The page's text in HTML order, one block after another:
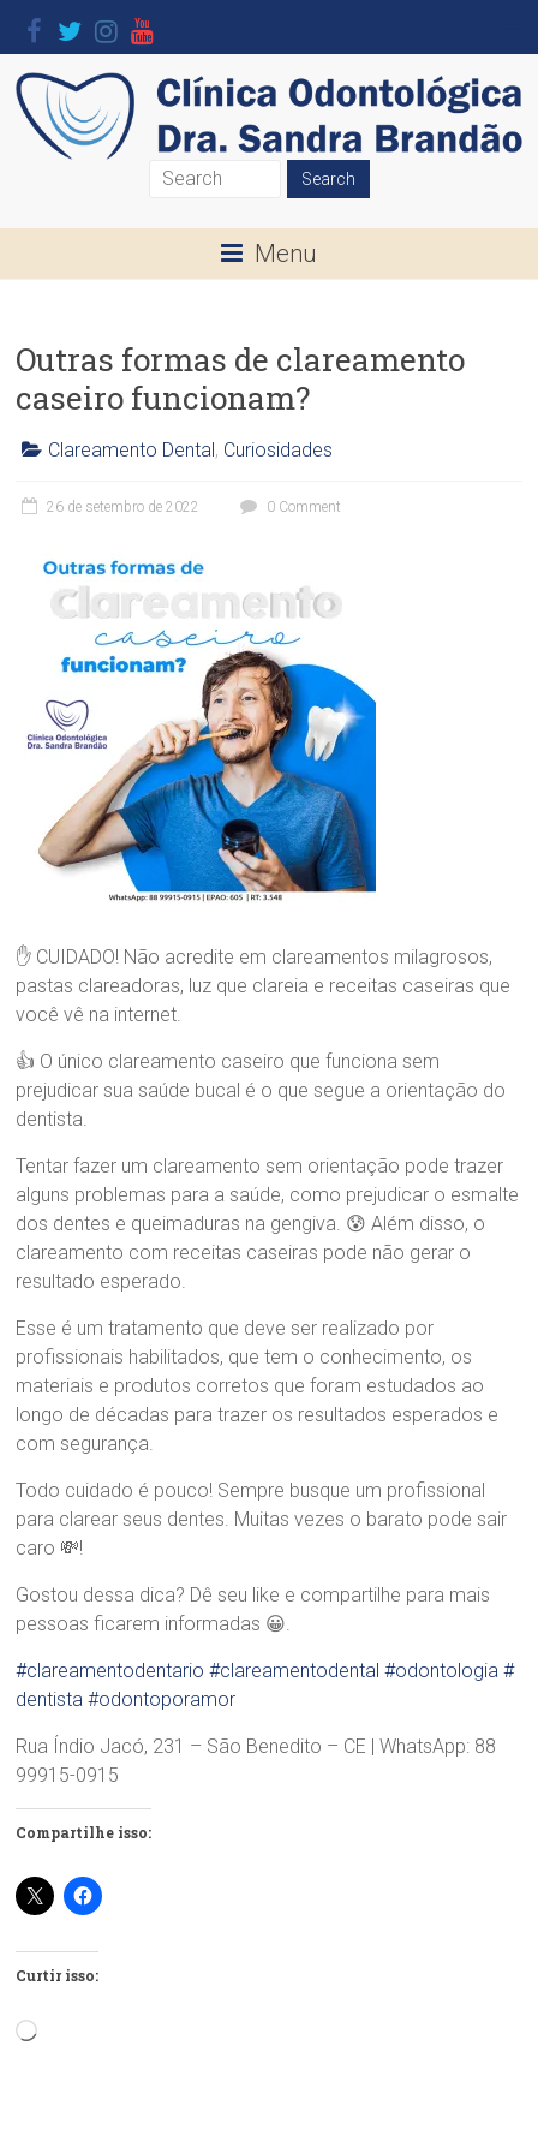
Skip
content
Odontológica
Dra.
Brandão
O
seu
é
nossa
Paixão!
Menu
Outras formas de clareamento
caseiro funcionam?
r
a
.
S
a
n
d
r
B
r
a
n
d
ã
o
Clareamento Dental, Curiosidades
26 de setembro de 2022 0 Comment
✋ CUIDADO! Não acredite em clareamentos milagrosos,
pastas clareadoras, luz que clareia e receitas caseiras que
você vê na internet.
👍 O único clareamento caseiro que funciona sem
prejudicar sua saúde bucal é o que segue a orientação do
dentista.
Tentar fazer um clareamento sem orientação pode trazer
alguns problemas para a saúde, como prejudicar o esmalte
dos dentes e queimaduras na gengiva. 😰 Além disso, o
clareamento com receitas caseiras pode não gerar o
resultado esperado.
Esse é um tratamento que deve ser realizado por
profissionais habilitados, que tem o conhecimento, os
materiais e produtos corretos que foram estudados ao
longo de décadas para trazer os resultados esperados e
com segurança.
Todo cuidado é pouco! Sempre busque um profissional
para clarear seus dentes. Muitas vezes o barato pode sair
caro 💸!
Gostou dessa dica? Dê seu like e compartilhe para mais
pessoas ficarem informadas 😀.
#clareamentodentario #clareamentodental #odontologia #
dentista #odontoporamor
Rua Índio Jacó, 231 – São Benedito – CE | WhatsApp: 88
99915-0915
Compartilhe isso:
Curtir isso:
Carregando...